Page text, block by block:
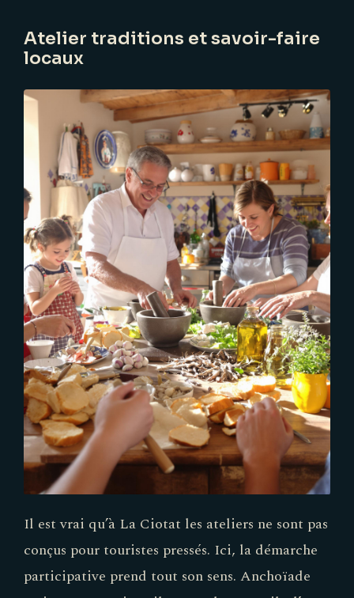
Atelier traditions et savoir-faire
locaux
Il est vrai qu’à La Ciotat les ateliers ne sont pas
conçus pour touristes pressés. Ici, la démarche
participative prend tout son sens. Anchoïade